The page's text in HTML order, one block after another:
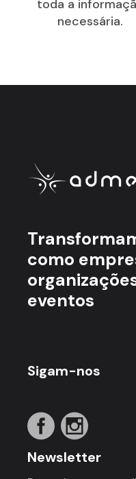
toda a
necessária.
como
eventos
Sigam-nos
Newsletter